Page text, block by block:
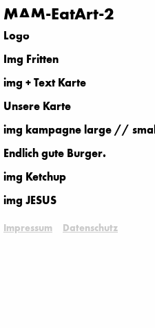
MAM-EatArt-2
Logo
Img Fritten
img + Text Karte
Unsere Karte
img kampagne large //
Endlich gute Burger.
img Ketchup
img JESUS
Impressum Datenschutz